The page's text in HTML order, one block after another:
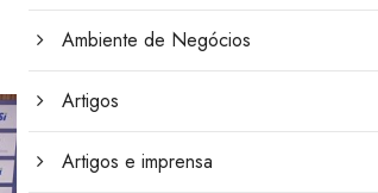
Ambiente de Negócios
Artigos
Artigos e imprensa